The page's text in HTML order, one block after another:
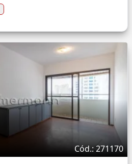
Cód.: 271170